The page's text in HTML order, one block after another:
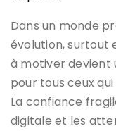
Dans un monde
évolution, surtout
à motiver devient
pour tous ceux
La confiance
digitale et les